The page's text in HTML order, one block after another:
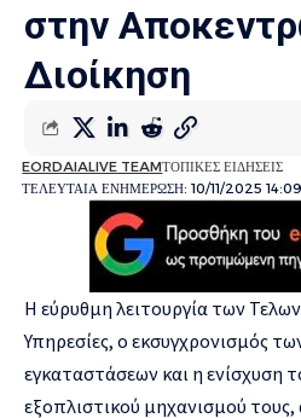
στην
Διοίκηση
ΤΕΛΕΥΤΑΙΑ ΕΝΗΜΕΡΩΣΗ: 10/11/2025 14:09
EORDAIALIVE TEAMΤΟΠΙΚΕΣ ΕΙΔΗΣΕΙΣ
Η εύρυθμη λειτουργία των
Υπηρεσίες, ο εκσυγχρονισμός
εγκαταστάσεων και η ενίσχυση
εξοπλιστικού μηχανισμού